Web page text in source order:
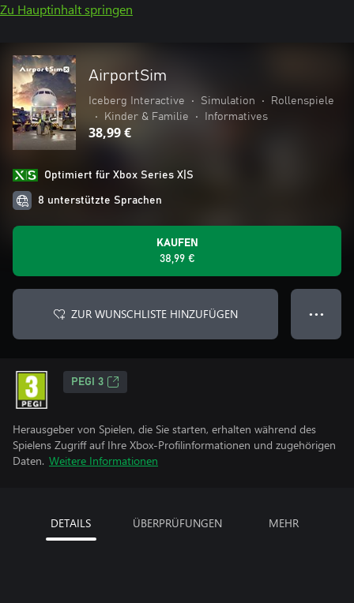
Zu Hauptinhalt springen
AirportSim
Iceberg Interactive • Simulation •
Rollenspiele
•
Kinder & Familie • Informatives
38,99 €
Optimiert für Xbox Series X|S
8 unterstützte Sprachen
KAUFEN
38,99 €
ZUR WUNSCHLISTE HINZUFÜGEN ● ● ●
PEGI 3
Herausgeber von Spielen, die Sie starten, erhalten während des
Spielens Zugriff auf Ihre Xbox-Profilinformationen und zugehörigen
Daten. Weitere Informationen
DETAILS ÜBERPRÜFUNGEN MEHR